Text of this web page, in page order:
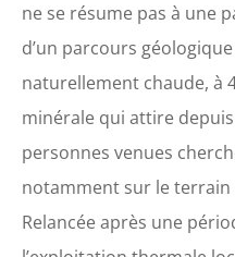
ne se résume pas à une
d’un parcours
naturellement chaude, à
minérale qui attire depuis
personnes venues
notamment sur le
Relancée après une